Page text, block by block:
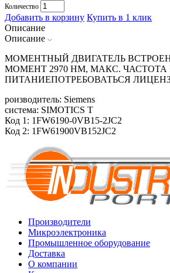
Количество
Добавить в корзину Купить в 1 клик
Описание
Описание
МОМЕНТНЫЙ ДВИГАТЕЛЬ
МОМЕНТ 2970 HM, МАКС.
ПИТАНИЕПОТРЕБОВАТЬСЯ
роизводитель: Siemens
система: SIMOTICS T
Код 1: 1FW6190-0VB15-2JC2
Код 2: 1FW61900VB152JC2
Производители
Микроэлектроника
Промышленное оборудование
Доставка
О компании